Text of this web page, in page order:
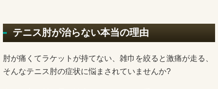
テニス肘が治らない本当の理由
肘が痛くてラケットが持てない、雑巾を絞ると激痛が走る、
そんなテニス肘の症状に悩まされていませんか?